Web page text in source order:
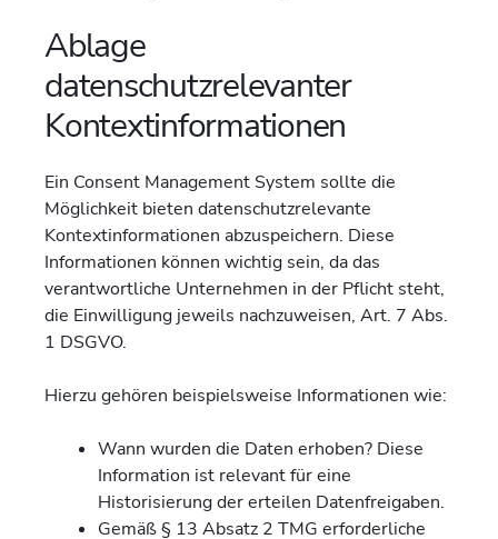
Ablage
datenschutzrelevanter
Kontextinformationen
Ein Consent Management System sollte die
Möglichkeit bieten datenschutzrelevante
Kontextinformationen abzuspeichern. Diese
Informationen können wichtig sein, da das
verantwortliche Unternehmen in der Pflicht steht,
die Einwilligung jeweils nachzuweisen, Art. 7 Abs.
1 DSGVO.
Hierzu gehören beispielsweise Informationen wie:
Wann wurden die Daten erhoben? Diese
Information ist relevant für eine
Historisierung der erteilen Datenfreigaben.
Gemäß § 13 Absatz 2 TMG erforderliche